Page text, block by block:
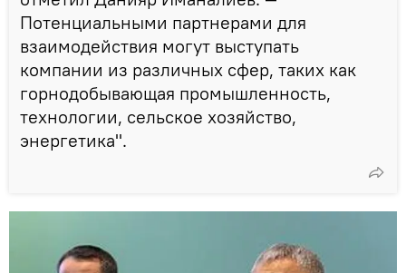
Потенциальными партнерами для
взаимодействия могут выступать
компании из различных сфер, таких как
горнодобывающая промышленность,
технологии, сельское хозяйство,
энергетика".